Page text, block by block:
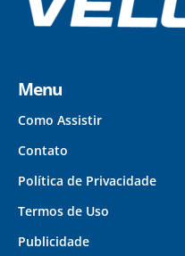
Menu
Como Assistir
Contato
Política de Privacidade
Termos de Uso
Publicidade